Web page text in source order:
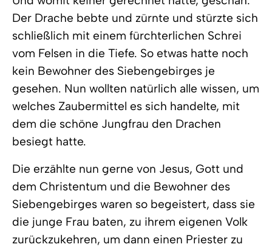
Der Drache bebte und zürnte und stürzte sich
schließlich mit einem fürchterlichen Schrei
vom Felsen in die Tiefe. So etwas hatte noch
kein Bewohner des Siebengebirges je
gesehen. Nun wollten natürlich alle wissen, um
welches Zaubermittel es sich handelte, mit
dem die schöne Jungfrau den Drachen
besiegt hatte.
Die erzählte nun gerne von Jesus, Gott und
dem Christentum und die Bewohner des
Siebengebirges waren so begeistert, dass sie
die junge Frau baten, zu ihrem eigenen Volk
zurückzukehren, um dann einen Priester zu